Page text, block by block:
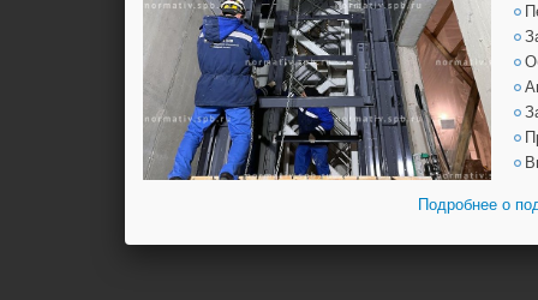
Подробнее о